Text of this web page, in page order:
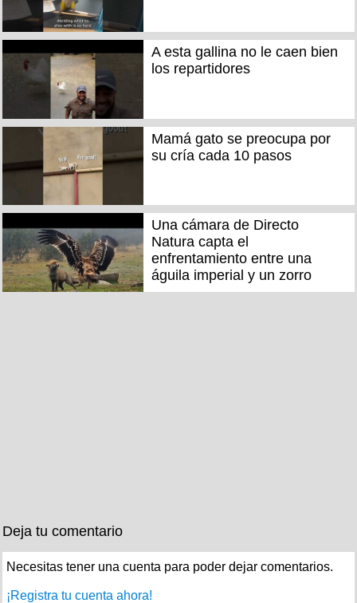
A esta gallina no le caen bien
los repartidores
Mamá gato se preocupa por
su cría cada 10 pasos
Una cámara de Directo
Natura capta el
enfrentamiento entre una
águila imperial y un zorro
Deja tu comentario
Necesitas tener una cuenta para poder dejar comentarios.
¡Registra tu cuenta ahora!